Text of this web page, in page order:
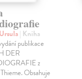
| Kniha
publikace
DER
z
Obsahuje